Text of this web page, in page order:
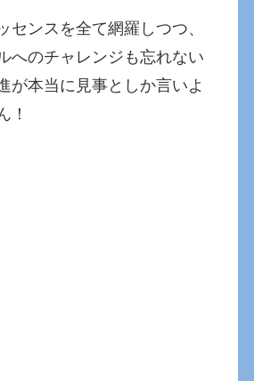
センスを全て網羅しつつ、
へのチャレンジも忘れない
が本当に見事としか言いよ
！